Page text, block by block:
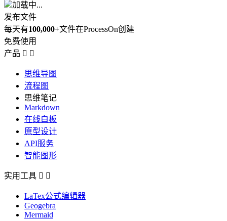
加载中...
发布文件
每天有100,000+文件在ProcessOn创建
免费使用
产品  
思维导图
流程图
思维笔记
Markdown
在线白板
原型设计
API服务
智能图形
实用工具  
LaTex公式编辑器
Geogebra
Mermaid